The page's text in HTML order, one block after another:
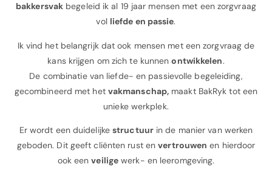
bakkersvak begeleid ik al 19 jaar mensen met een zorgvraag
vol liefde en passie.
Ik vind het belangrijk dat ook mensen met een zorgvraag de
kans krijgen om zich te kunnenontwikkelen.
De combinatie van liefde- en passievolle begeleiding,
gecombineerd met het vakmanschap, maakt BakRyk tot een
unieke werkplek.
Er wordt een duidelijkestructuurin de manier van werken
geboden. Dit geeft cliënten rust envertrouwen en hierdoor
ook eenveilige werk- en leeromgeving.